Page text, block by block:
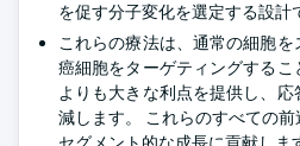
を促す分子変化を選定する設計
これらの療法は、通常の細胞
癌細胞をターゲティングする
よりも大きな利点を提供し、
減します。 これらのすべての前